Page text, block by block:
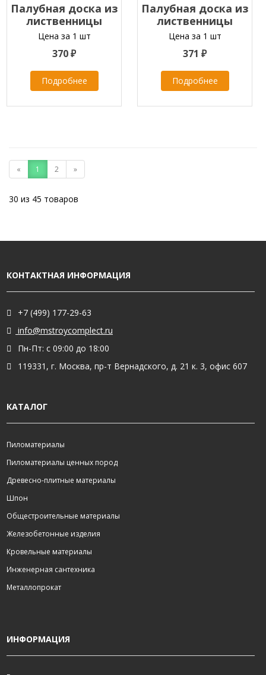
Палубная доска из
лиственницы
28х90х2000-4000 мм
класс В
Цена за 1 шт
370 ₽
Подробнее
Палубная доска из
лиственницы
28х90х2000-4000 мм
класс А
Цена за 1 шт
371 ₽
Подробнее
« 1 2 »
30 из 45 товаров
КОНТАКТНАЯ ИНФОРМАЦИЯ
+7 (499) 177-29-63
info@mstroycomplect.ru
Пн-Пт: с 09:00 до 18:00
119331, г. Москва, пр-т Вернадского, д. 21 к. 3, офис 607
КАТАЛОГ
Пиломатериалы
Пиломатериалы ценных пород
Древесно-плитные материалы
Шпон
Общестроительные материалы
Железобетонные изделия
Кровельные материалы
Инженерная сантехника
Металлопрокат
ИНФОРМАЦИЯ